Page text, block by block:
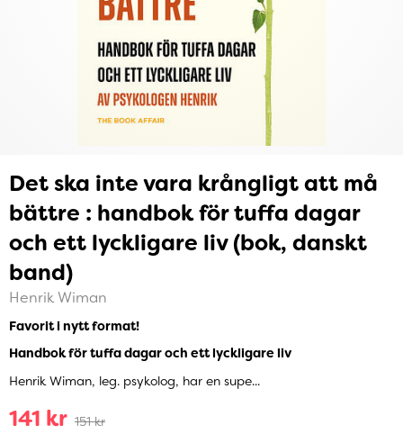
Det ska inte vara krångligt att må
bättre : handbok för tuffa dagar
och ett lyckligare liv (bok, danskt
band)
Henrik Wiman
Favorit i nytt format!
Handbok för tuffa dagar och ett lyckligare liv
Henrik Wiman, leg. psykolog, har en supe...
141 kr 151 kr